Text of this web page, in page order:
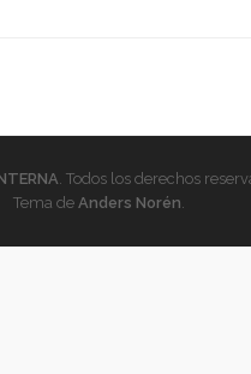
. Todos los derechos
Tema de Anders Norén